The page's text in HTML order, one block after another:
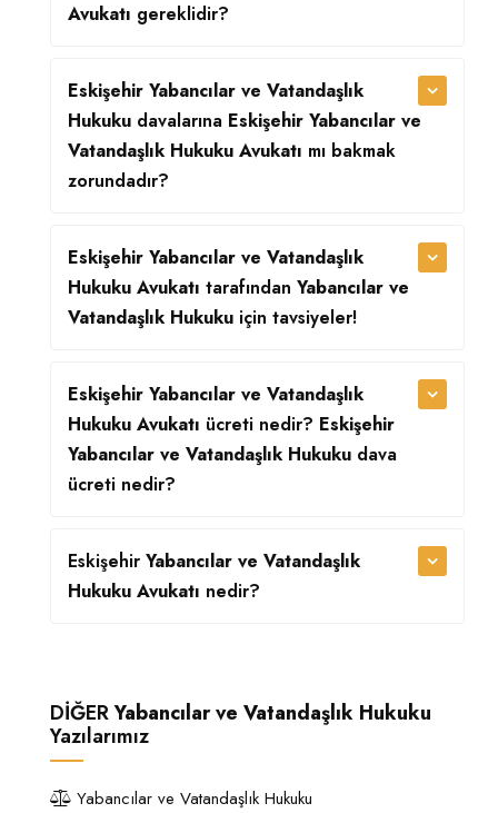
Avukatı gereklidir?
Eskişehir Yabancılar ve Vatandaşlık
Hukuku davalarına Eskişehir Yabancılar ve
Vatandaşlık Hukuku Avukatı mı bakmak
zorundadır?
Eskişehir Yabancılar ve Vatandaşlık
Hukuku Avukatı tarafından Yabancılar ve
Vatandaşlık Hukuku için tavsiyeler!
Eskişehir Yabancılar ve Vatandaşlık
Hukuku Avukatı ücreti nedir? Eskişehir
Yabancılar ve Vatandaşlık Hukuku dava
ücreti nedir?
Eskişehir Yabancılar ve Vatandaşlık
Hukuku Avukatı nedir?
DİĞERYabancılar ve Vatandaşlık Hukuku
Yazılarımız
Yabancılar ve Vatandaşlık Hukuku